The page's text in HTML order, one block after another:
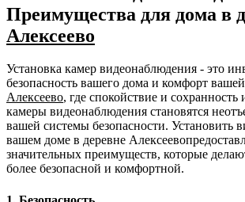
Преимущества для дома в
Алексеево
Установка камер видеонаблюдения - это
безопасность вашего дома и комфорт
Алексеево, где спокойствие и
камеры видеонаблюдения становятся
вашей системы безопасности. Установить
вашем доме в деревне
значительных преимуществ, которые
более безопасной и комфортной.